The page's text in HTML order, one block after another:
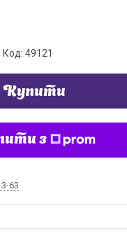
Код: 49121
Купити
з
63